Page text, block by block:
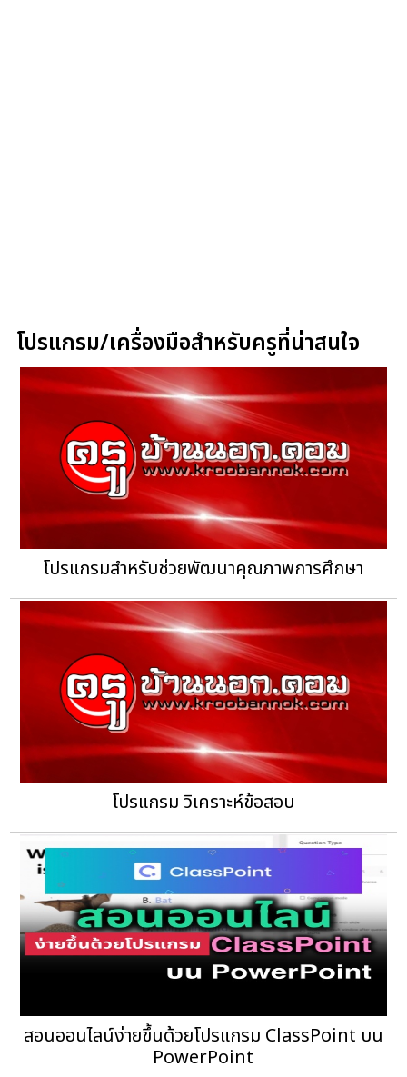
โปรแกรม/เครื่องมือสำหรับครูที่น่าสนใจ
โปรแกรมสำหรับช่วยพัฒนาคุณภาพการศึกษา
โปรแกรม วิเคราะห์ข้อสอบ
สอนออนไลน์ง่ายขึ้นด้วยโปรแกรม ClassPoint บน
PowerPoint